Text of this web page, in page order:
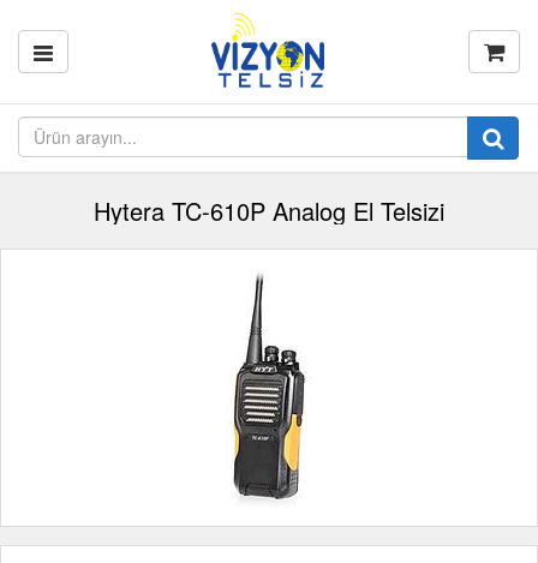
Hytera TC-610P Analog El Telsizi